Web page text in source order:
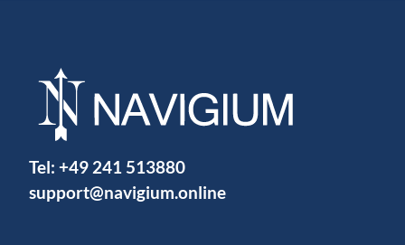
Tel: +49 241 513880
support@navigium.online